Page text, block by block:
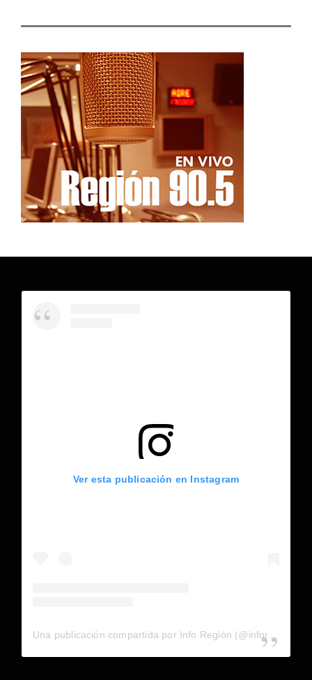
Ver esta publicación en Instagram